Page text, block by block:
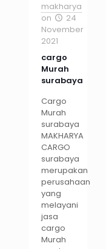
makharya
on
24
November
2021
cargo
Murah
surabaya
Cargo
Murah
surabaya
MAKHARYA
CARGO
surabaya
merupakan
perusahaan
yang
melayani
jasa
cargo
Murah